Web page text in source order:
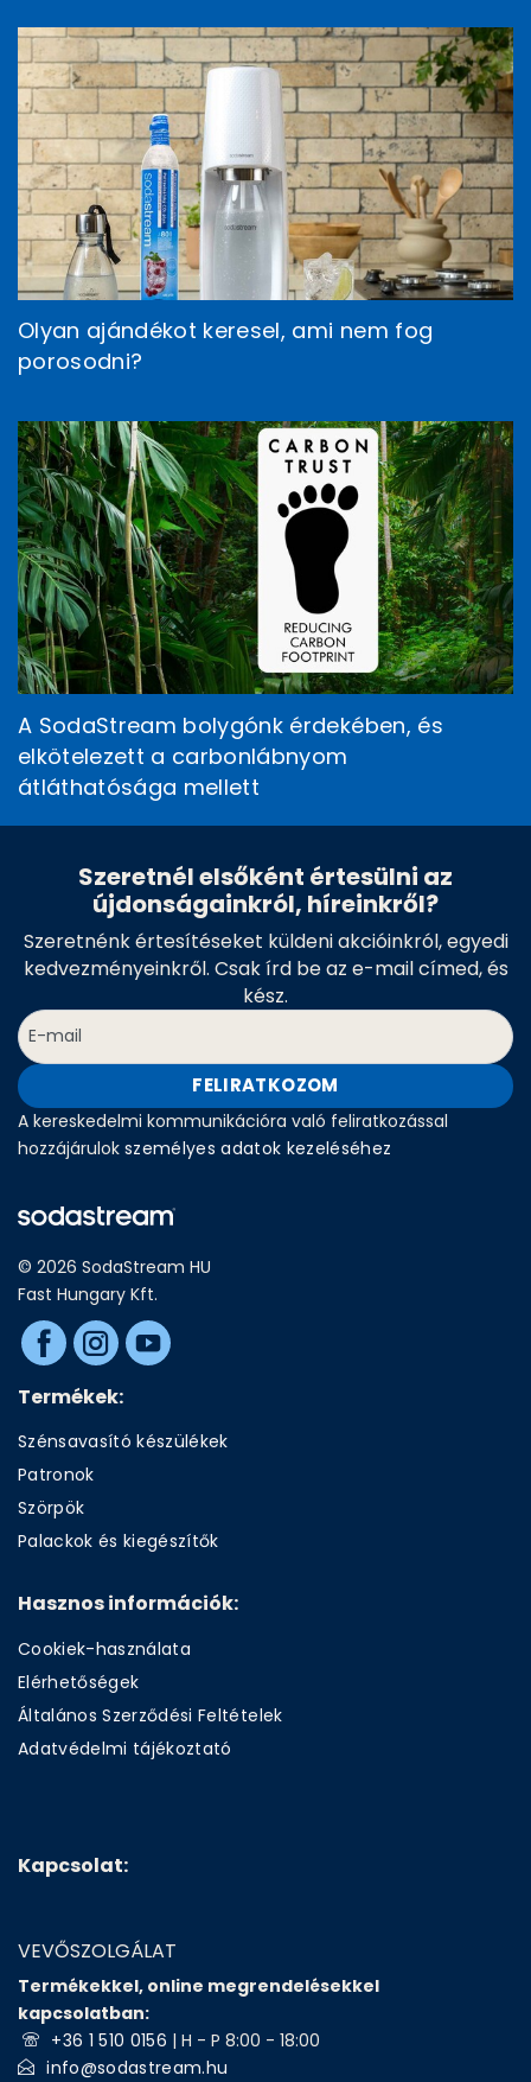
Olyan ajándékot keresel, ami nem fog
porosodni?
A SodaStream bolygónk érdekében, és
elkötelezett a carbonlábnyom
átláthatósága mellett
Szeretnél elsőként értesülni az
újdonságainkról, híreinkről?
Szeretnénk értesítéseket küldeni akcióinkról, egyedi
kedvezményeinkről. Csak írd be az e-mail címed, és
kész.
FELIRATKOZOM
A kereskedelmi kommunikációra való feliratkozással
hozzájárulok személyes adatok kezeléséhez
© 2026 SodaStream HU
Fast Hungary Kft.
Termékek:
Szénsavasító készülékek
Patronok
Szörpök
Palackok és kiegészítők
Hasznos információk:
Cookiek-használata
Elérhetőségek
Általános Szerződési Feltételek
Adatvédelmi tájékoztató
Kapcsolat:
VEVŐSZOLGÁLAT
Termékekkel, online megrendelésekkel
kapcsolatban:
+36 1 510 0156 | H - P 8:00 - 18:00
info@sodastream.hu